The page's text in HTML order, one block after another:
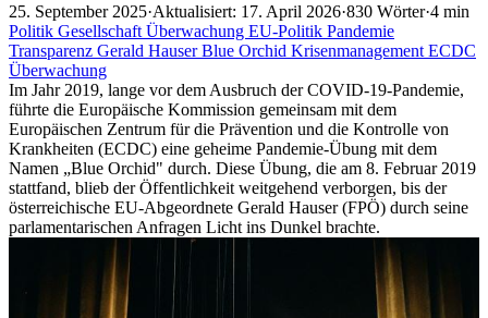
25. September 2025·Aktualisiert: 17. April 2026·830 Wörter·4 min
Politik Gesellschaft Überwachung EU-Politik Pandemie
Transparenz Gerald HauserBlue Orchid Krisenmanagement ECDC
Überwachung
Im Jahr 2019, lange vor dem Ausbruch der COVID-19-Pandemie,
führte die Europäische Kommission gemeinsam mit dem
Europäischen Zentrum für die Prävention und die Kontrolle von
Krankheiten (ECDC) eine geheime Pandemie-Übung mit dem
Namen „Blue Orchid" durch. Diese Übung, die am 8. Februar 2019
stattfand, blieb der Öffentlichkeit weitgehend verborgen, bis der
österreichische EU-Abgeordnete Gerald Hauser (FPÖ) durch seine
parlamentarischen Anfragen Licht ins Dunkel brachte.